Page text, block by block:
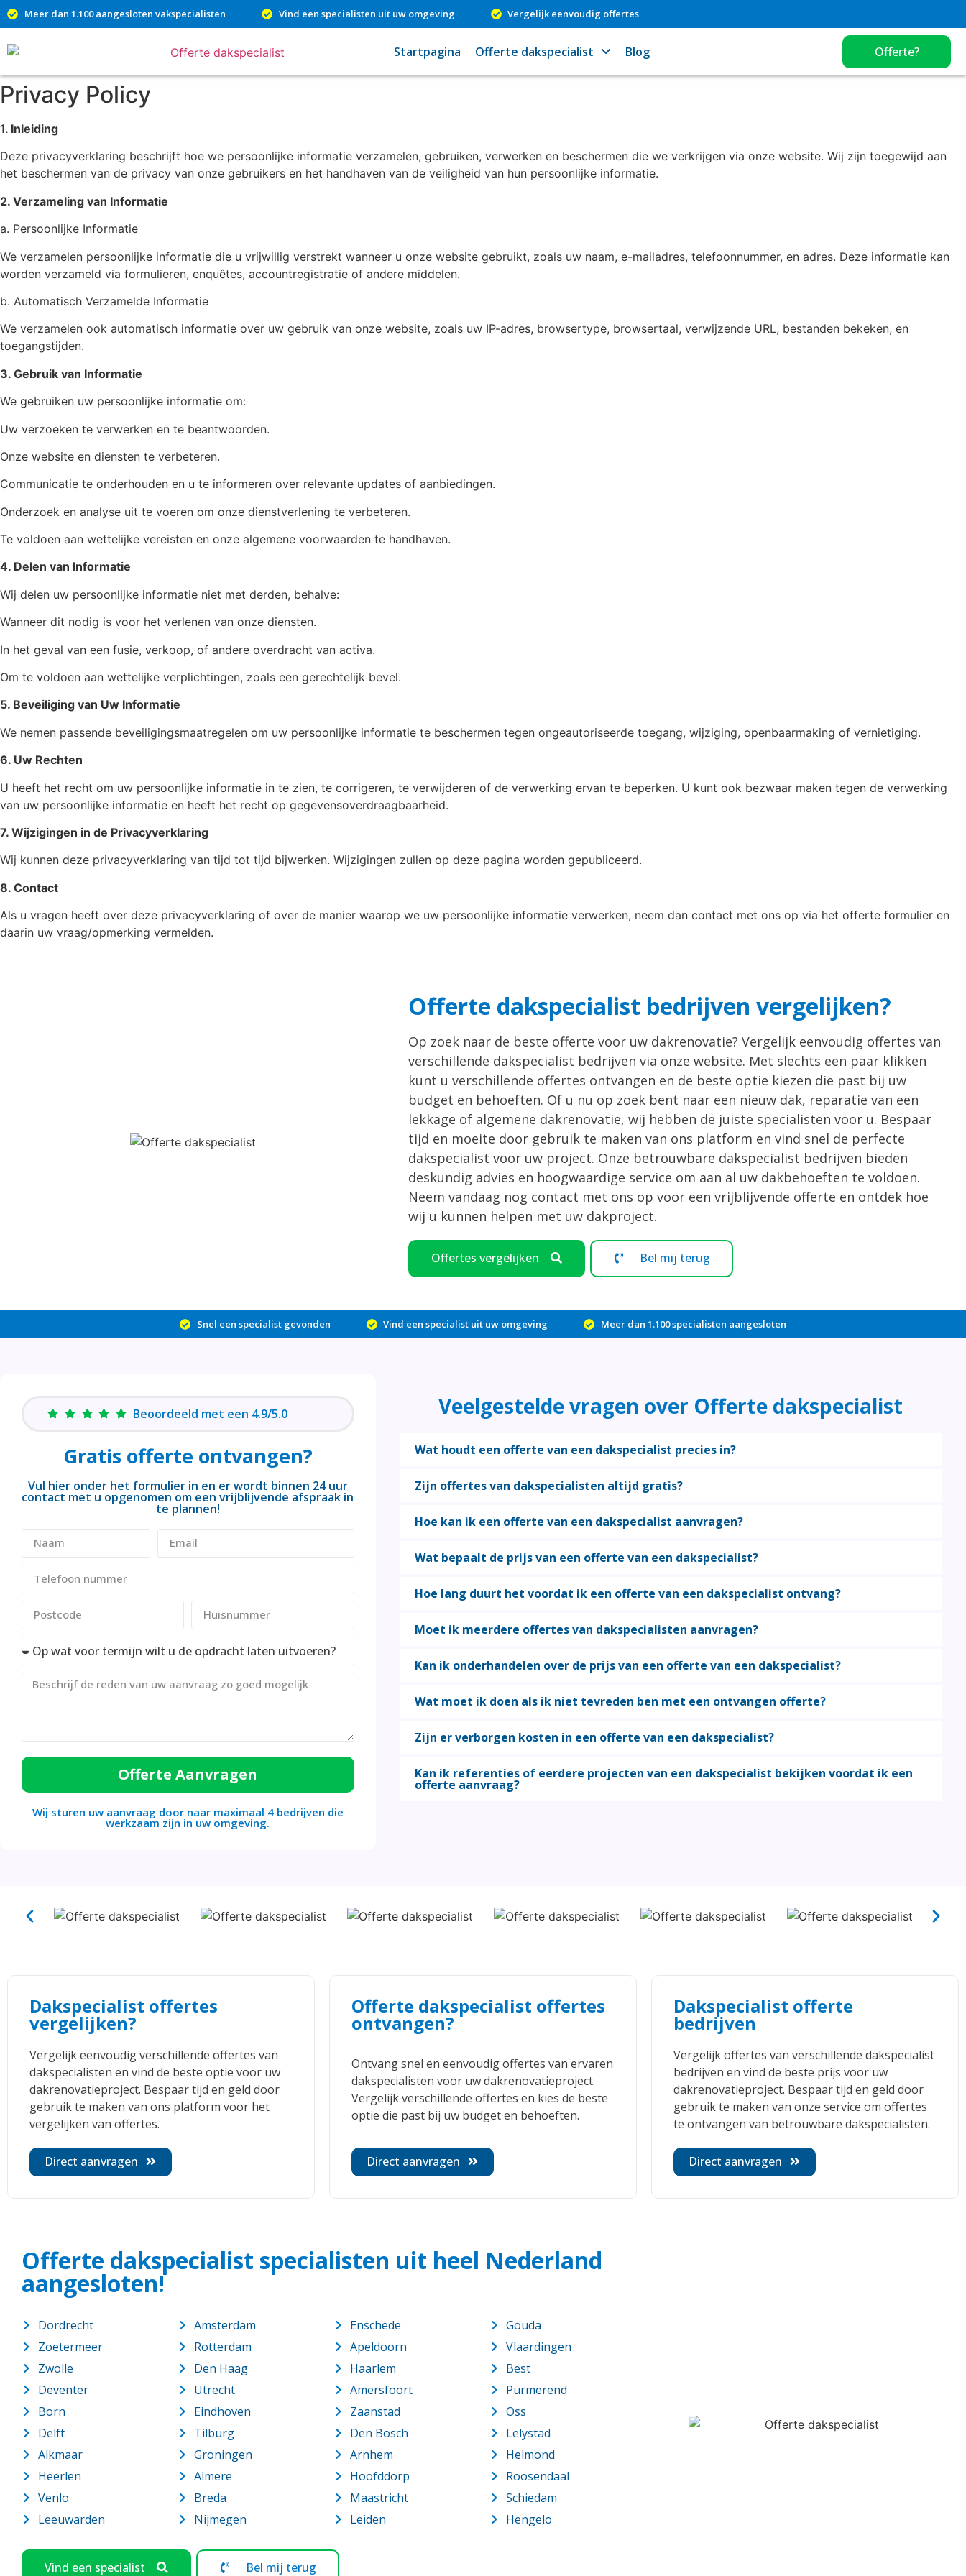
Meer dan 1.100 aangesloten vakspecialisten Vind een specialisten uit uw omgeving Vergelijk eenvoudig offertes
Startpagina Offerte dakspecialist Blog Offerte?
Privacy Policy
1. Inleiding
Deze privacyverklaring beschrijft hoe we persoonlijke informatie verzamelen, gebruiken, verwerken en beschermen die we verkrijgen via onze website. Wij zijn toegewijd aan
het beschermen van de privacy van onze gebruikers en het handhaven van de veiligheid van hun persoonlijke informatie.
2. Verzameling van Informatie
a. Persoonlijke Informatie
We verzamelen persoonlijke informatie die u vrijwillig verstrekt wanneer u onze website gebruikt, zoals uw naam, e-mailadres, telefoonnummer, en adres. Deze informatie kan
worden verzameld via formulieren, enquêtes, accountregistratie of andere middelen.
b. Automatisch Verzamelde Informatie
We verzamelen ook automatisch informatie over uw gebruik van onze website, zoals uw IP-adres, browsertype, browsertaal, verwijzende URL, bestanden bekeken, en
toegangstijden.
3. Gebruik van Informatie
We gebruiken uw persoonlijke informatie om:
Uw verzoeken te verwerken en te beantwoorden.
Onze website en diensten te verbeteren.
Communicatie te onderhouden en u te informeren over relevante updates of aanbiedingen.
Onderzoek en analyse uit te voeren om onze dienstverlening te verbeteren.
Te voldoen aan wettelijke vereisten en onze algemene voorwaarden te handhaven.
4. Delen van Informatie
Wij delen uw persoonlijke informatie niet met derden, behalve:
Wanneer dit nodig is voor het verlenen van onze diensten.
In het geval van een fusie, verkoop, of andere overdracht van activa.
Om te voldoen aan wettelijke verplichtingen, zoals een gerechtelijk bevel.
5. Beveiliging van Uw Informatie
We nemen passende beveiligingsmaatregelen om uw persoonlijke informatie te beschermen tegen ongeautoriseerde toegang, wijziging, openbaarmaking of vernietiging.
6. Uw Rechten
U heeft het recht om uw persoonlijke informatie in te zien, te corrigeren, te verwijderen of de verwerking ervan te beperken. U kunt ook bezwaar maken tegen de verwerking
van uw persoonlijke informatie en heeft het recht op gegevensoverdraagbaarheid.
7. Wijzigingen in de Privacyverklaring
Wij kunnen deze privacyverklaring van tijd tot tijd bijwerken. Wijzigingen zullen op deze pagina worden gepubliceerd.
8. Contact
Als u vragen heeft over deze privacyverklaring of over de manier waarop we uw persoonlijke informatie verwerken, neem dan contact met ons op via het offerte formulier en
daarin uw vraag/opmerking vermelden.
Offerte dakspecialist bedrijven vergelijken?
Op zoek naar de beste offerte voor uw dakrenovatie? Vergelijk eenvoudig offertes van
verschillende dakspecialist bedrijven via onze website. Met slechts een paar klikken
kunt u verschillende offertes ontvangen en de beste optie kiezen die past bij uw
budget en behoeften. Of u nu op zoek bent naar een nieuw dak, reparatie van een
lekkage of algemene dakrenovatie, wij hebben de juiste specialisten voor u. Bespaar
tijd en moeite door gebruik te maken van ons platform en vind snel de perfecte
dakspecialist voor uw project. Onze betrouwbare dakspecialist bedrijven bieden
deskundig advies en hoogwaardige service om aan al uw dakbehoeften te voldoen.
Neem vandaag nog contact met ons op voor een vrijblijvende offerte en ontdek hoe
wij u kunnen helpen met uw dakproject.
Offertes vergelijken Bel mij terug
Snel een specialist gevonden Vind een specialist uit uw omgeving Meer dan 1.100 specialisten aangesloten
Beoordeeld met een 4.9/5.0
Gratis offerte ontvangen?
Vul hier onder het formulier in en er wordt binnen 24 uur
contact met u opgenomen om een vrijblijvende afspraak in
te plannen!
Offerte Aanvragen
Wij sturen uw aanvraag door naar maximaal 4 bedrijven die
werkzaam zijn in uw omgeving.
Veelgestelde vragen over Offerte dakspecialist
Wat houdt een offerte van een dakspecialist precies in?
Zijn offertes van dakspecialisten altijd gratis?
Hoe kan ik een offerte van een dakspecialist aanvragen?
Wat bepaalt de prijs van een offerte van een dakspecialist?
Hoe lang duurt het voordat ik een offerte van een dakspecialist ontvang?
Moet ik meerdere offertes van dakspecialisten aanvragen?
Kan ik onderhandelen over de prijs van een offerte van een dakspecialist?
Wat moet ik doen als ik niet tevreden ben met een ontvangen offerte?
Zijn er verborgen kosten in een offerte van een dakspecialist?
Kan ik referenties of eerdere projecten van een dakspecialist bekijken voordat ik een
offerte aanvraag?
Dakspecialist offertes
vergelijken?
Vergelijk eenvoudig verschillende offertes van
dakspecialisten en vind de beste optie voor uw
dakrenovatieproject. Bespaar tijd en geld door
gebruik te maken van ons platform voor het
vergelijken van offertes.
Direct aanvragen
Offerte dakspecialist offertes
ontvangen?
Ontvang snel en eenvoudig offertes van ervaren
dakspecialisten voor uw dakrenovatieproject.
Vergelijk verschillende offertes en kies de beste
optie die past bij uw budget en behoeften.
Direct aanvragen
Dakspecialist offerte
bedrijven
Vergelijk offertes van verschillende dakspecialist
bedrijven en vind de beste prijs voor uw
dakrenovatieproject. Bespaar tijd en geld door
gebruik te maken van onze service om offertes
te ontvangen van betrouwbare dakspecialisten.
Direct aanvragen
Offerte dakspecialist specialisten uit heel Nederland
aangesloten!
Dordrecht
Zoetermeer
Zwolle
Deventer
Born
Delft
Alkmaar
Heerlen
Venlo
Leeuwarden
Amsterdam
Rotterdam
Den Haag
Utrecht
Eindhoven
Tilburg
Groningen
Almere
Breda
Nijmegen
Enschede
Apeldoorn
Haarlem
Amersfoort
Zaanstad
Den Bosch
Arnhem
Hoofddorp
Maastricht
Leiden
Gouda
Vlaardingen
Best
Purmerend
Oss
Lelystad
Helmond
Roosendaal
Schiedam
Hengelo
Vind een specialist Bel mij terug